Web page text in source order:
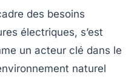
des besoins
électriques, s’est
un acteur clé dans le
naturel